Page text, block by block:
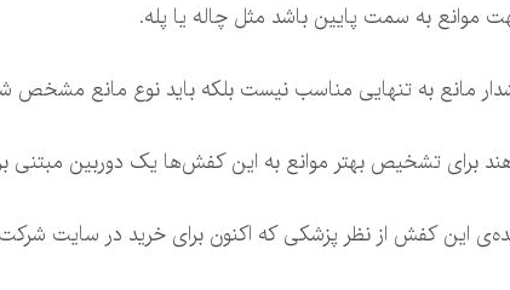
موانع به سمت پایین باشد مثل چاله یا پله.
مانع به تنهایی مناسب نیست بلکه باید نوع مانع مشخص
برای تشخیص بهتر موانع به این کفش‌ها یک دوربین مبتنی
این کفش از نظر پزشکی که اکنون برای خرید در سایت